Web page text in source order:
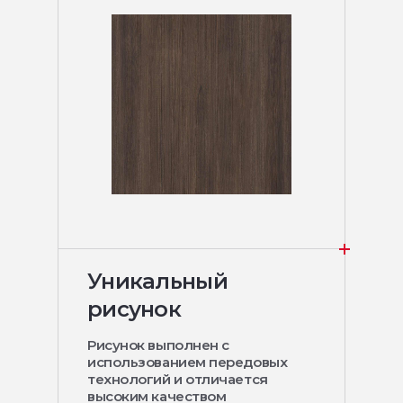
Уникальный
рисунок
Рисунок выполнен с
использованием передовых
технологий и отличается
высоким качеством